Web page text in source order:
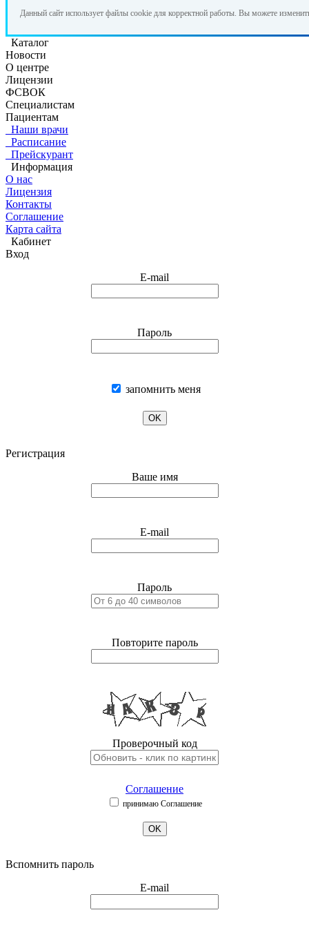
Данный сайт использует файлы cookie для корректной работы. Вы можете
Каталог
Новости
О центре
Лицензии
ФСВОК
Специалистам
Пациентам
Наши врачи
Расписание
Прейскурант
Информация
О нас
Лицензия
Контакты
Соглашение
Карта сайта
Кабинет
Вход
E-mail
Пароль
запомнить меня
OK
Регистрация
Ваше имя
E-mail
Пароль
Повторите пароль
Проверочный код
Соглашение
принимаю Соглашение
OK
Вспомнить пароль
E-mail